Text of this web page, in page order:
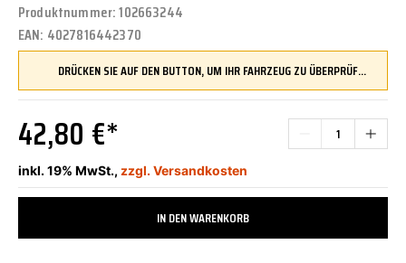
Produktnummer:102663244
EAN: 4027816442370
DRÜCKEN SIE AUF DEN BUTTON, UM IHR FAHRZEUG ZU ÜBERPRÜFEN UND SICHERZUSTELLEN, DASS DIESES TEIL KOMPATIBEL IST, BEVOR SIE ES BESTELLEN
42,80 €*
inkl. 19% MwSt., zzgl. Versandkosten
IN DEN WARENKORB